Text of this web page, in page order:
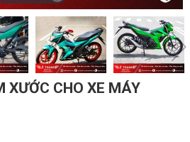
XƯỚC CHO XE MÁY